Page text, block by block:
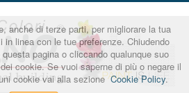
anche di terze parti, per migliorare la tua
in linea con le tue preferenze. Chiudendo
pagina o cliccando qualunque suo
cookie. Se vuoi saperne di più o negare il
cookie vai alla sezioneCookie Policy.